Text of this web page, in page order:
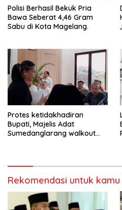
Polisi Berhasil Bekuk Pria
Bawa Seberat 4,46 Gram
Sabu di Kota Magelang.
Protes ketidakhadiran
Bupati, Majelis Adat
Sumedanglarang walkout
Rekomendasi untuk kamu